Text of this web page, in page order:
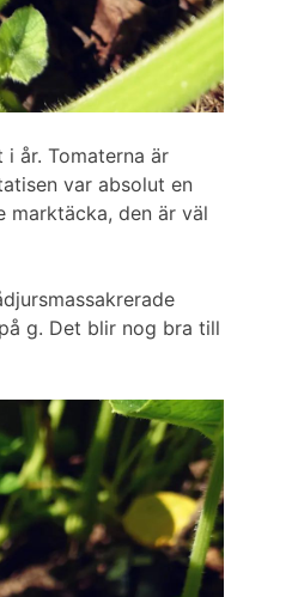
år. Tomaterna är
var absolut en
marktäcka, den är väl
g. Det blir nog bra till